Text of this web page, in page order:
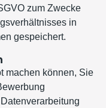
zum Zwecke
in
gespeichert.
machen können, Sie